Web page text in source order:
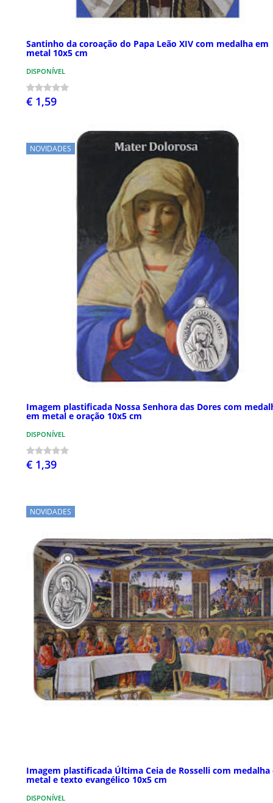
Santinho da coroação do Papa Leão XIV com medalha em
metal 10x5 cm
DISPONÍVEL
€ 1,59
NOVIDADES
Imagem plastificada Nossa Senhora das Dores com
em metal e oração 10x5 cm
DISPONÍVEL
€ 1,39
NOVIDADES
Imagem plastificada Última Ceia de Rosselli com medalha
metal e texto evangélico 10x5 cm
DISPONÍVEL